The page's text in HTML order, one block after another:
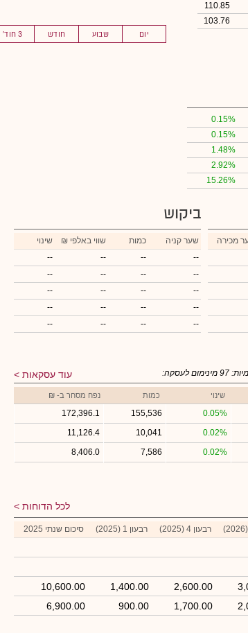
יום שבוע חודש 3 חוד'
110.85
103.76
0.15%
0.15%
1.48%
2.92%
15.26%
מכירה
ביקוש
שער קניה כמות ₪ שווי באלפי
שינוי
--
--
--
--
--
--
--
--
--
--
--
--
--
--
--
--
--
--
--
--
עוד עסקאות 97 מינימום לעסקה:
שינוי כמות נפח מסחר ב- ₪
0.05%
155,536
172,396.1
0.02%
10,041
11,126.4
0.02%
7,586
8,406.0
לכל הדוחות
רבעון 4 (2025) רבעון 1 (2025) סיכום שנתי 2025
2,600.00
1,400.00
10,600.00
1,700.00
900.00
6,900.00